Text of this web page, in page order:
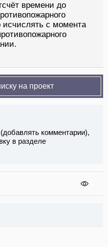
времени до
исчислять с момента
на проект
комментарии),
в разделе